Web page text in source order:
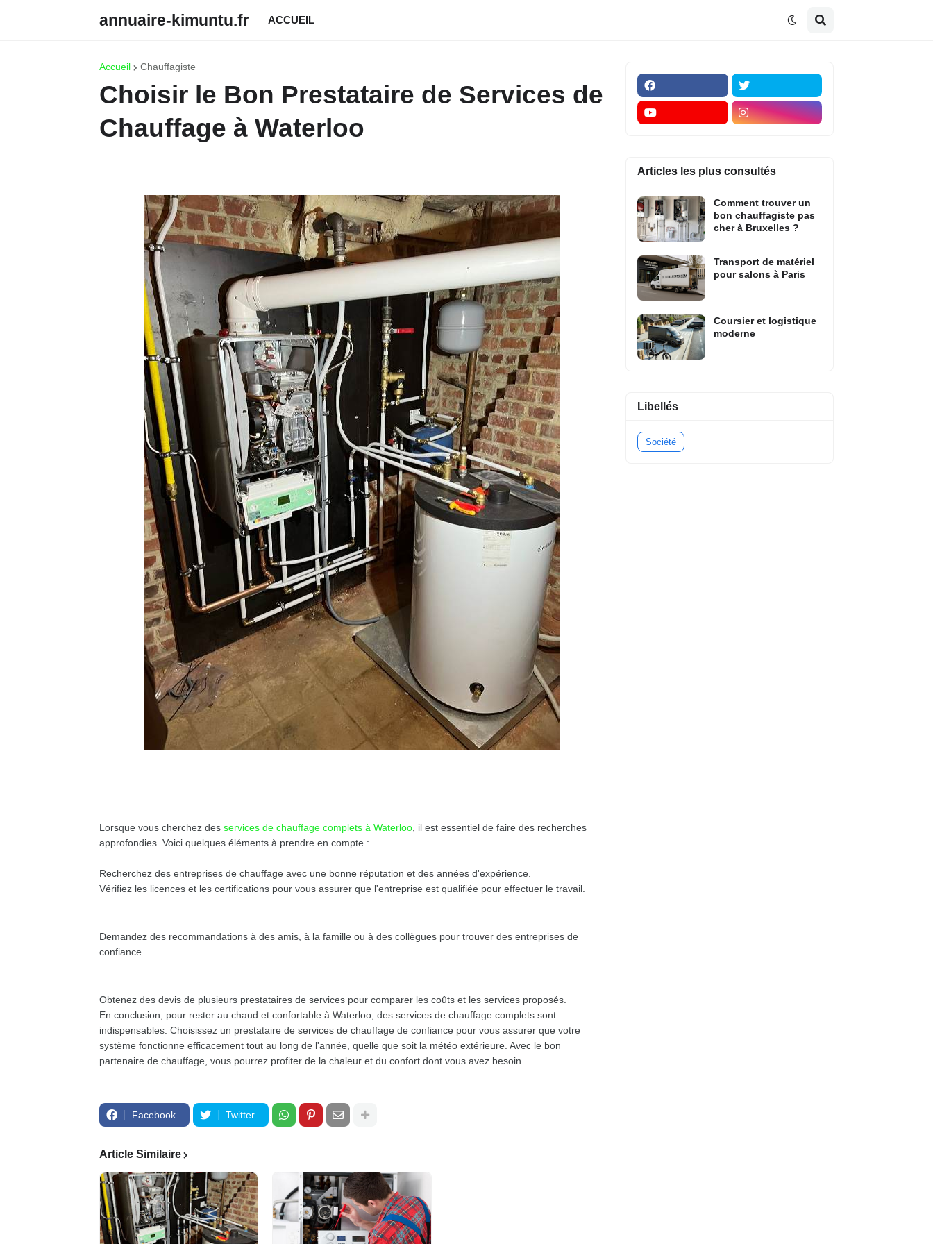
annuaire-kimuntu.fr ACCUEIL
Accueil Chauffagiste
Choisir le Bon Prestataire de Services de
Chauffage à Waterloo
Lorsque vous cherchez des services de chauffage complets à Waterloo , il est essentiel de faire des recherches
approfondies. Voici quelques éléments à prendre en compte :
Recherchez des entreprises de chauffage avec une bonne réputation et des années d'expérience.
Vérifiez les licences et les certifications pour vous assurer que l'entreprise est qualifiée pour effectuer le travail.
Demandez des recommandations à des amis, à la famille ou à des collègues pour trouver des entreprises de
confiance.
Obtenez des devis de plusieurs prestataires de services pour comparer les coûts et les services proposés.
En conclusion, pour rester au chaud et confortable à Waterloo, des services de chauffage complets sont
indispensables. Choisissez un prestataire de services de chauffage de confiance pour vous assurer que votre
système fonctionne efficacement tout au long de l'année, quelle que soit la météo extérieure. Avec le bon
partenaire de chauffage, vous pourrez profiter de la chaleur et du confort dont vous avez besoin.
Facebook Twitter
Article Similaire
Articles les plus consultés
Comment trouver un
bon chauffagiste pas
cher à Bruxelles ?
Transport de matériel
pour salons à Paris
Coursier et logistique
moderne
Libellés
Société